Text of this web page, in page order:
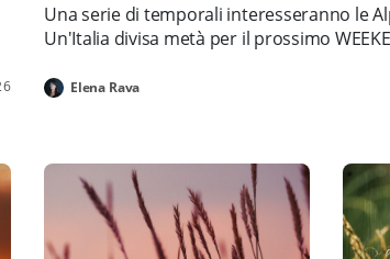
Una serie di temporali interesseranno le
Un'Italia divisa metà per il prossimo
Elena Rava